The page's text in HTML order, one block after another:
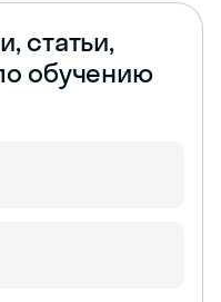
статьи,
обучению